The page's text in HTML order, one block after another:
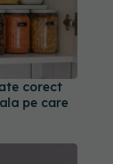
corect
pe care